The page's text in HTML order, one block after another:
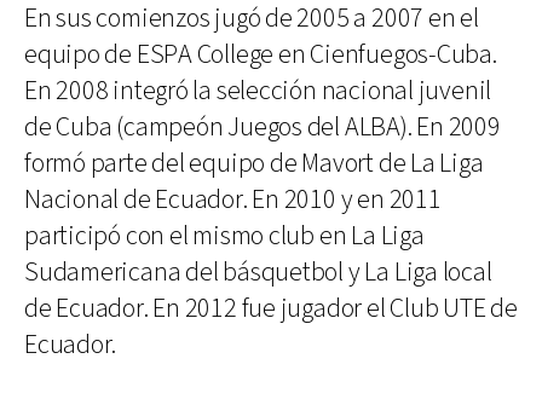
En sus comienzos jugó de 2005 a 2007 en el
equipo de ESPA College en Cienfuegos-Cuba.
En 2008 integró la selección nacional juvenil
de Cuba (campeón Juegos del ALBA). En 2009
formó parte del equipo de Mavort de La Liga
Nacional de Ecuador. En 2010 y en 2011
participó con el mismo club en La Liga
Sudamericana del básquetbol y La Liga local
de Ecuador. En 2012 fue jugador el Club UTE de
Ecuador.